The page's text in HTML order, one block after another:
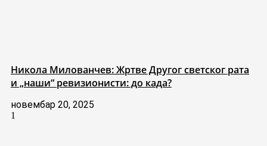
Никола Милованчев: Жртве Другог светског рата
и „наши“ ревизионисти: до када?
новембар 20, 2025